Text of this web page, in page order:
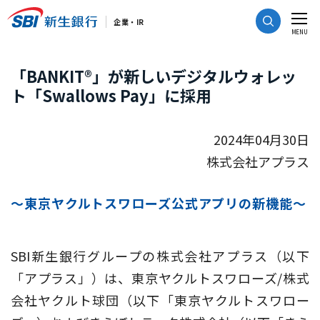
CLOSE
MENU
「BANKIT®」が新しいデジタルウォレッ
ト「Swallows Pay」に採用
2024年04月30日
株式会社アプラス
～東京ヤクルトスワローズ公式アプリの新機能～
SBI新生銀行グループの株式会社アプラス（以下
「アプラス」）は、東京ヤクルトスワローズ/株式
会社ヤクルト球団（以下「東京ヤクルトスワロー
企業・IR